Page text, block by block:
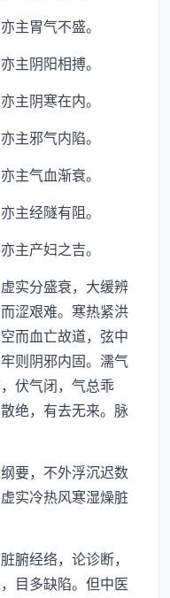
胃气不盛。
阴阳相搏。
阴寒在内。
邪气内陷。
气血渐衰。
经隧有阻。
产妇之吉。
实分盛衰，大缓辨
涩艰难。寒热紧洪
而血亡故道，弦中
则阴邪内固。濡气
伏气闭，气总乖
绝，有去无来。脉
要，不外浮沉迟数
实冷热风寒湿燥脏
经络，论诊断，
目多缺陷。但中医